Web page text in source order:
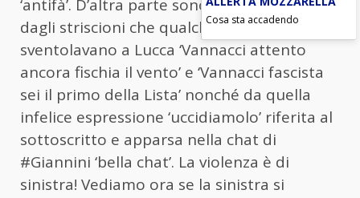
‘antifà’. D’altra parte sono stati preceduti
dagli striscioni che qualche tempo fa
sventolavano a Lucca ‘Vannacci attento
ancora fischia il vento’ e ‘Vannacci fascista
sei il primo della Lista’ nonché da quella
infelice espressione ‘uccidiamolo’ riferita al
sottoscritto e apparsa nella chat di
#Giannini ‘bella chat’. La violenza è di
sinistra! Vediamo ora se la sinistra si
Cosa sta accadendo